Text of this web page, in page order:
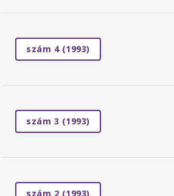
szám 4 (1993)
szám 3 (1993)
szám 2 (1993)